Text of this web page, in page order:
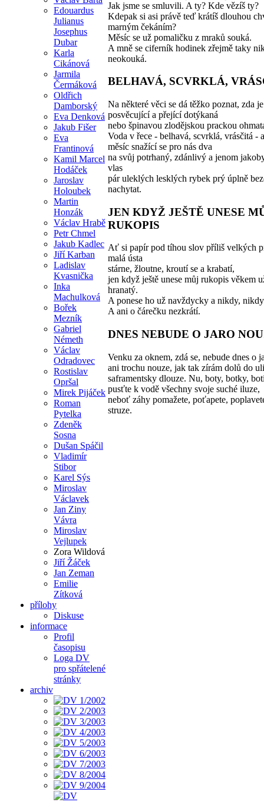
Edouardus
Julianus
Josephus
Dubar
Karla
Cikánová
Jarmila
Čermáková
Oldřich
Damborský
Eva Denková
Jakub Fišer
Eva
Frantinová
Kamil Marcel
Hodáček
Jaroslav
Holoubek
Martin
Honzák
Václav Hrabě
Petr Chmel
Jakub Kadlec
Jiří Karban
Ladislav
Kvasnička
Inka
Machulková
Bořek
Mezník
Gabriel
Németh
Václav
Odradovec
Rostislav
Opršal
Mirek Pijáček
Roman
Pytelka
Zdeněk
Sosna
Dušan Spáčil
Vladimír
Stibor
Karel Sýs
Miroslav
Václavek
Jan Ziny
Vávra
Miroslav
Vejlupek
Zora Wildová
Jiří Žáček
Jan Zeman
Emilie
Zítková
přílohy
Diskuse
informace
Profil
časopisu
Loga DV
pro spřátelené
stránky
archiv
Jak jsme se smluvili. A ty? Kde vězíš ty?
Kdepak si asi právě teď krátíš dlouhou
marným čekáním?
Měsíc se už pomaličku z mraků souká.
A mně se ciferník hodinek zřejmě taky
neokouká.
BELHAVÁ, SCVRKLÁ,
Na některé věci se dá těžko poznat, zda
posvěcující a přející dotýkaná
nebo špinavou zlodějskou prackou
Voda v řece - belhavá, scvrklá, vrásčitá -
měsíc snažící se pro nás dva
na svůj potrhaný, zdánlivý a jenom
vlas
pár uleklých lesklých rybek prý úplně
nachytat.
JEN KDYŽ JEŠTĚ UNESE
RUKOPIS
Ať si papír pod tíhou slov příliš velkých
malá ústa
stárne, žloutne, kroutí se a krabatí,
jen když ještě unese můj rukopis věkem
hranatý.
A ponese ho už navždycky a nikdy,
A ani o čárečku nezkrátí.
DNES NEBUDE O JARO
Venku za oknem, zdá se, nebude dnes o
ani trochu nouze, jak tak zírám dolů do
saframentsky dlouze. Nu, boty, botky,
pusťte k vodě všechny svoje suché iluze,
neboť záhy pomažete, poťapete,
struze.